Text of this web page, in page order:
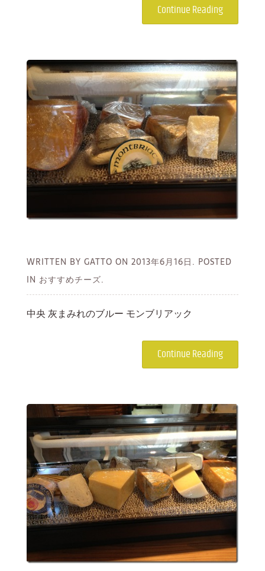
Continue Reading
WRITTEN BY GATTO ON 2013年6月16日. POSTED
IN おすすめチーズ.
中央 灰まみれのブルー モンブリアック
Continue Reading